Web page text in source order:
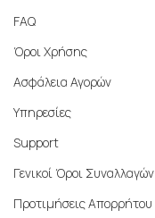
FAQ
Όροι Χρήσης
Ασφάλεια Αγορών
Υπηρεσίες
Support
Γενικοί Όροι Συναλλαγών
Προτιμήσεις Απορρήτου